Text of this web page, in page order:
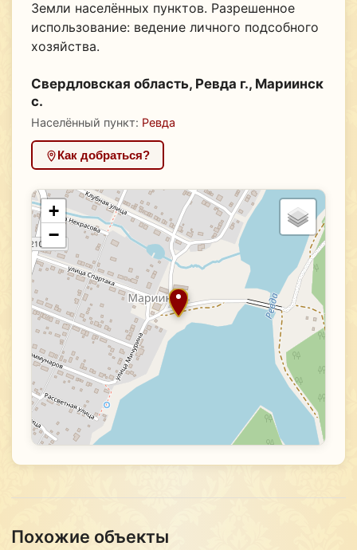
Земли населённых пунктов. Разрешенное
использование: ведение личного подсобного
хозяйства.
Свердловская область, Ревда г., Мариинск
с.
Населённый пункт: Ревда
Как добраться?
+
−
Похожие объекты